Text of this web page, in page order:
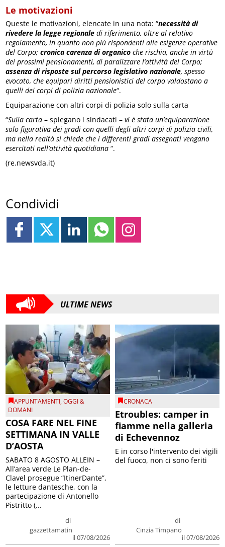
Le motivazioni
Queste le motivazioni, elencate in una nota: “necessità di
rivedere la legge regionale di riferimento, oltre al relativo
regolamento, in quanto non più rispondenti alle esigenze operative
del Corpo; cronica carenza di organico che rischia, anche in virtù
dei prossimi pensionamenti, di paralizzare l’attività del Corpo;
assenza di risposte sul percorso legislativo nazionale, spesso
evocato, che equipari diritti pensionistici del corpo valdostano a
quelli dei corpi di polizia nazionale“.
Equiparazione con altri corpi di polizia solo sulla carta
“Sulla carta – spiegano i sindacati –vi è stata un’equiparazione
solo figurativa dei gradi con quelli degli altri corpi di polizia civili,
ma nella realtà si chiede che i differenti gradi assegnati vengano
esercitati nell’attività quotidiana “.
(re.newsvda.it)
Condividi
ULTIME NEWS
APPUNTAMENTI,OGGI &
DOMANI
COSA FARE NEL FINE
SETTIMANA IN VALLE
D’AOSTA
di
gazzettamatin
il 07/08/2026
SABATO 8 AGOSTO ALLEIN –
All’area verde Le Plan-de-
Clavel prosegue “ItinerDante”,
le letture dantesche, con la
partecipazione di Antonello
Pistritto (...
CRONACA
Etroubles: camper in
fiamme nella galleria
di Echevennoz
di
Cinzia Timpano
il 07/08/2026
E in corso l'intervento dei vigili
del fuoco, non ci sono feriti